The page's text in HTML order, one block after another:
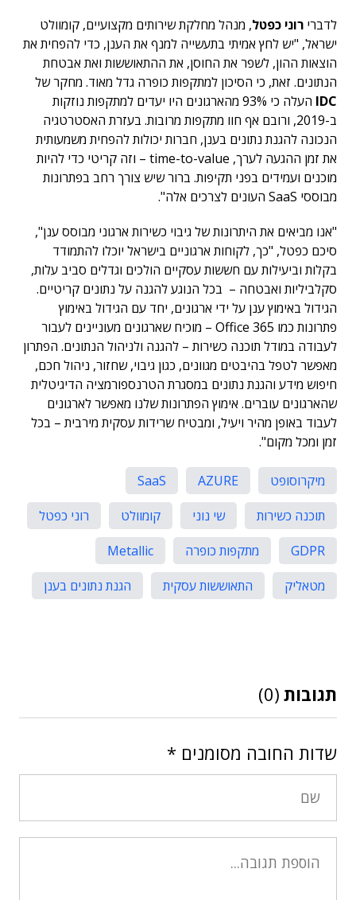
לדברי רוני כפטל, מנהל מחלקת שירותים מקצועיים, קומוולט
ישראל, "יש לחץ אמיתי בתעשייה למנף את הענן, כדי להפחית את
הוצאות ההון, לשפר את החוסן, את ההתאוששות ואת אבטחת
הנתונים. זאת, כי הסיכון למתקפות כופרה גדל מאוד. מחקר של
IDC
העלה כי 93% מהארגונים היו יעדים למתקפות נוזקות
ב-2019, ורובם אף חוו מתקפות מרובות. בעזרת האסטרטגיה
הנכונה להגנת נתונים בענן, חברות יכולות להפחית משמעותית
את זמן ההגעה לערך, time-to-value – וזה קריטי כדי להיות
מוכנים ועמידים בפני תקיפות. ברור שיש צורך רחב בפתרונות
מבוססי SaaS העונים לצרכים אלה".
"אנו מביאים את היתרונות של גיבוי כשירות ארגוני מבוסס ענן",
סיכם כפטל, "כך, לקוחות ארגוניים בישראל יוכלו להתמודד
בקלות וביעילות עם חששות עסקיים הולכים וגדלים סביב עלות,
סקלביליות ואבטחה – בכל הנוגע להגנה על נתונים קריטיים.
הגידול באימוץ ענן על ידי ארגונים, יחד עם הגידול באימוץ
פתרונות כמו Office 365 – מוכיח שארגונים מעוניינים לעבור
לעבודה במודל תוכנה כשירות – להגנה ולניהול הנתונים. הפתרון
מאפשר לטפל בהיבטים מגוונים, כגון גיבוי, שחזור, ניהול חכם,
חיפוש מידע והגנת נתונים במסגרת הטרנספורמציה הדיגיטלית
שהארגונים עוברים. אימוץ הפתרונות שלנו מאפשר לארגונים
לעבוד באופן מהיר ויעיל, ומבטיח שרידות עסקית מירבית – בכל
זמן ומכל מקום".
מיקרוסופט AZURE
SaaS
תוכנה כשירות
שי נוני קומוולט
רוני כפטל
GDPR
מתקפות כופרה
Metallic
מטאליק
התאוששות עסקית הגנת נתונים בענן
תגובות (0)
שדות החובה מסומנים *